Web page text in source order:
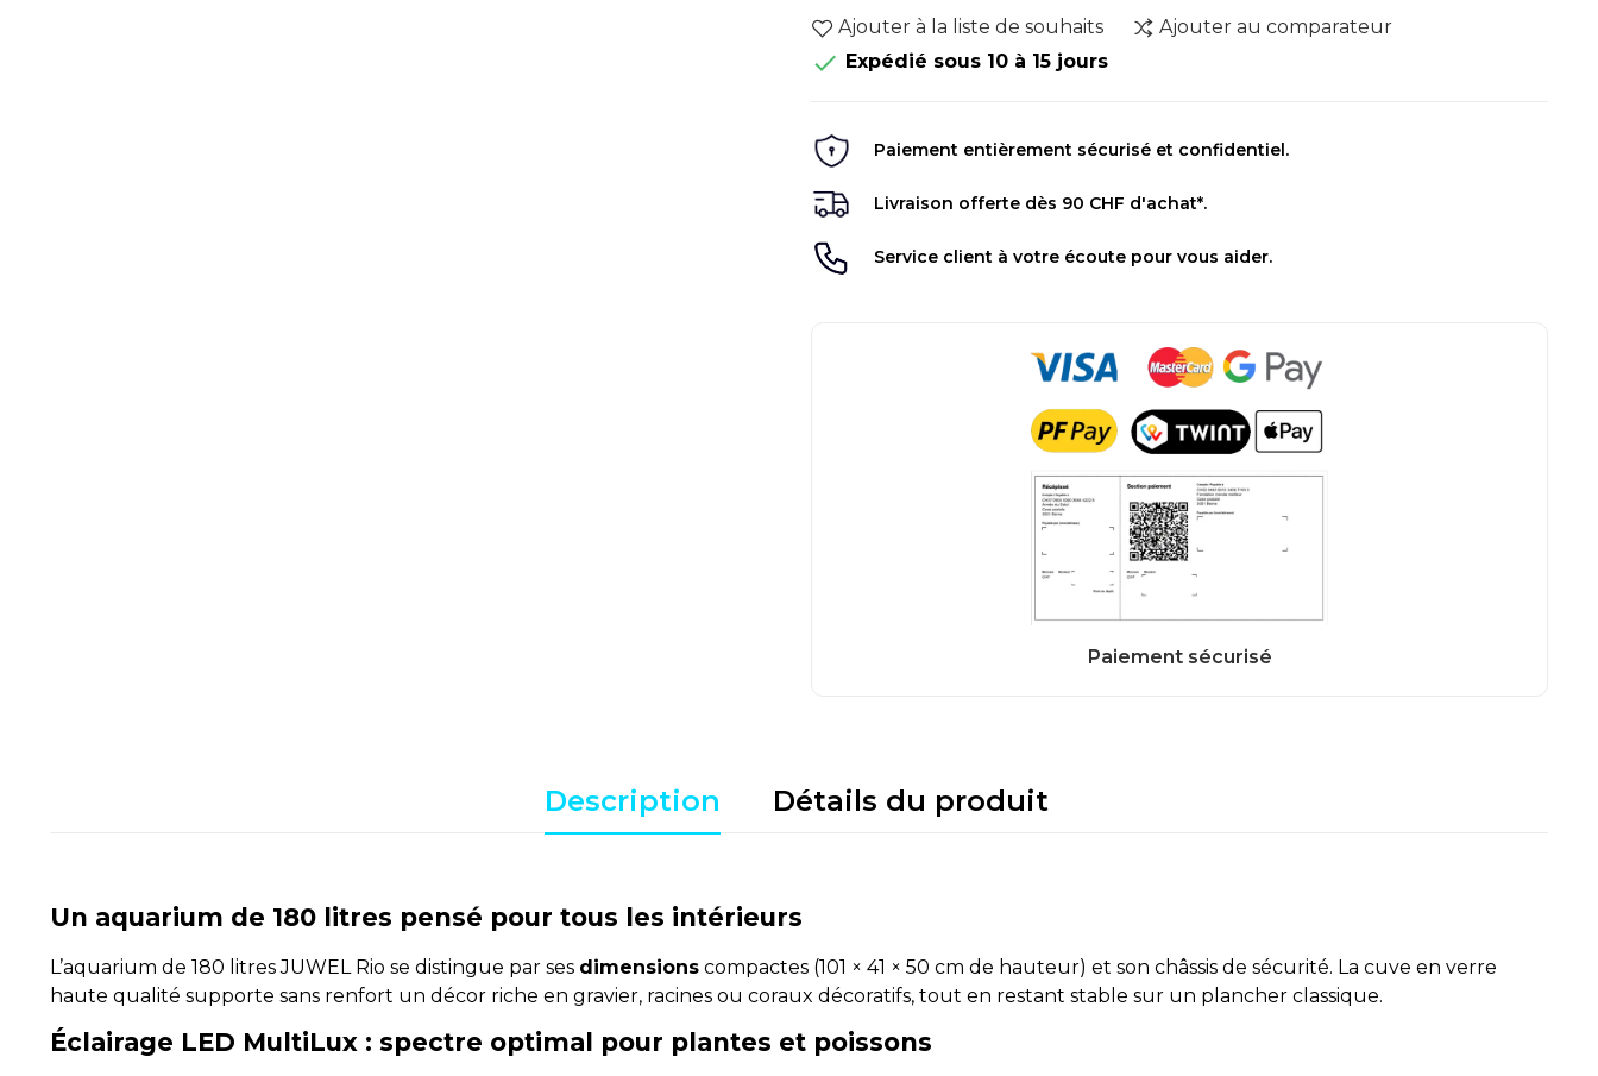
Ajouter à la liste de souhaits Ajouter au comparateur
 Expédié sous 10 à 15 jours
Paiement entièrement sécurisé et confidentiel.
Livraison offerte dès 90 CHF d'achat*.
Service client à votre écoute pour vous aider.
Description Détails du produit
Un aquarium de 180 litres pensé pour tous les intérieurs
L’aquarium de 180 litres JUWEL Rio se distingue par ses dimensions compactes (101 × 41 × 50 cm de hauteur) et son châssis de sécurité. La cuve en verre
haute qualité supporte sans renfort un décor riche en gravier, racines ou coraux décoratifs, tout en restant stable sur un plancher classique.
Éclairage LED MultiLux : spectre optimal pour plantes et poissons